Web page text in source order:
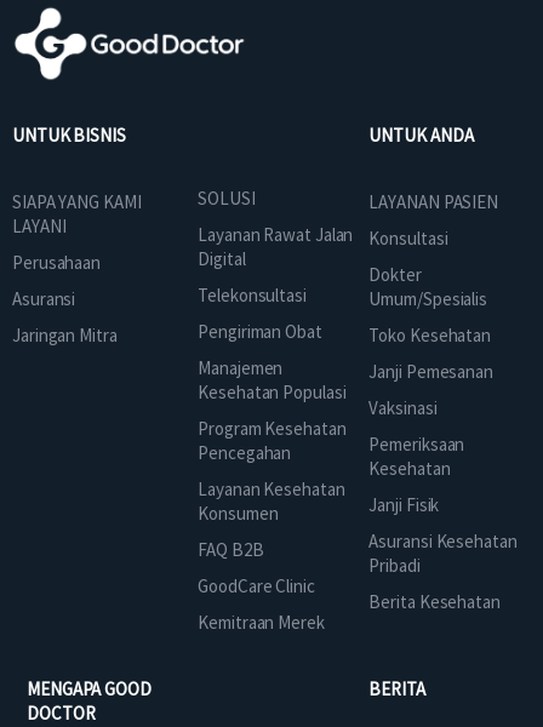
UNTUK BISNIS
SIAPA YANG KAMI
LAYANI
Perusahaan
Asuransi
Jaringan Mitra
SOLUSI
Layanan Rawat Jalan
Digital
Telekonsultasi
Pengiriman Obat
Manajemen
Kesehatan Populasi
Program Kesehatan
Pencegahan
Layanan Kesehatan
Konsumen
FAQ B2B
GoodCare Clinic
Kemitraan Merek
UNTUK ANDA
LAYANAN PASIEN
Konsultasi
Dokter
Umum/Spesialis
Toko Kesehatan
Janji Pemesanan
Vaksinasi
Pemeriksaan
Kesehatan
Janji Fisik
Asuransi Kesehatan
Pribadi
Berita Kesehatan
MENGAPA GOOD
DOCTOR
BERITA